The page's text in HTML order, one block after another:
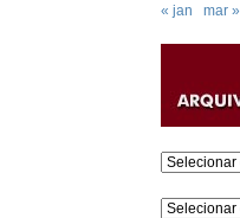
« jan
mar »
Categorias
Arquivos